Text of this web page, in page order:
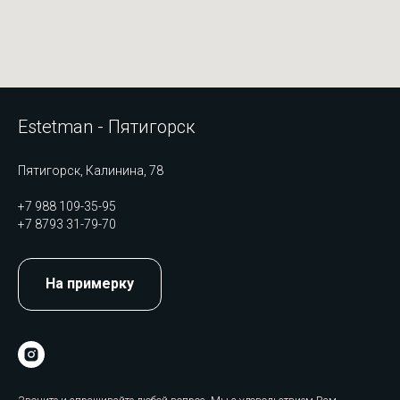
Estetman - Пятигорск
Пятигорск, Калинина, 78
+7 988 109-35-95
+7 8793 31-79-70
На примерку